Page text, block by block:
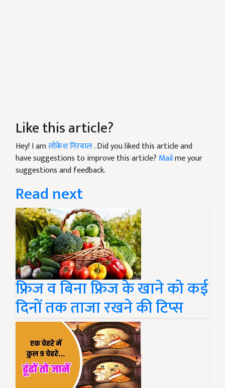
Like this article?
Hey! I amलोकेश निरवाल. Did you liked this article and
have suggestions to improve this article? Mailme your
suggestions and feedback.
Read next
फ्रिज व बिना फ्रिज के खाने को कई
दिनों तक ताजा रखने की टिप्स